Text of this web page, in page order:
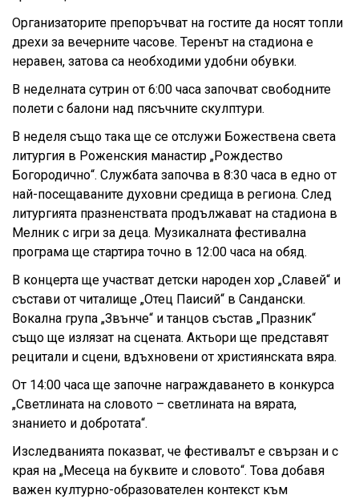
Организаторите препоръчват на гостите да носят топли
дрехи за вечерните часове. Теренът на стадиона е
неравен, затова са необходими удобни обувки.
В неделната сутрин от 6:00 часа започват свободните
полети с балони над пясъчните скулптури.
В неделя също така ще се отслужи Божествена света
литургия в Роженския манастир „Рождество
Богородично“. Службата започва в 8:30 часа в едно от
най-посещаваните духовни средища в региона. След
литургията празненствата продължават на стадиона в
Мелник с игри за деца. Музикалната фестивална
програма ще стартира точно в 12:00 часа на обяд.
В концерта ще участват детски народен хор „Славей“ и
състави от читалище „Отец Паисий“ в Сандански.
Вокална група „Звънче“ и танцов състав „Празник“
също ще излязат на сцената. Актьори ще представят
рецитали и сцени, вдъхновени от християнската вяра.
От 14:00 часа ще започне награждаването в конкурса
„Светлината на словото – светлината на вярата,
знанието и добротата“.
Изследванията показват, че фестивалът е свързан и с
края на „Месеца на буквите и словото“. Това добавя
важен културно-образователен контекст към